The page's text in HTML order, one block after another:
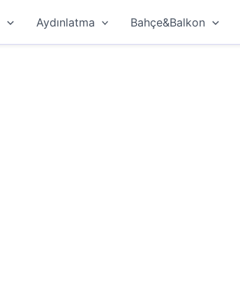
Aydınlatma Bahçe&Balkon